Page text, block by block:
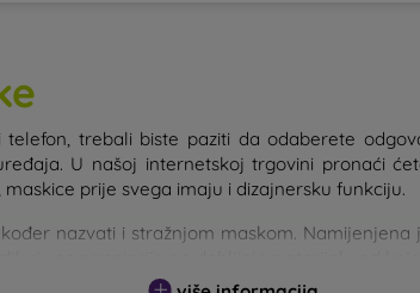
telefon, trebali biste paziti da odaberete
U našoj internetskoj trgovini pronaći
prije svega imaju i dizajnersku funkciju.
nazvati i stražnjom maskom.